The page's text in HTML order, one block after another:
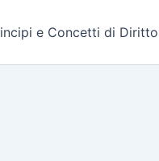
e Concetti di Diritto